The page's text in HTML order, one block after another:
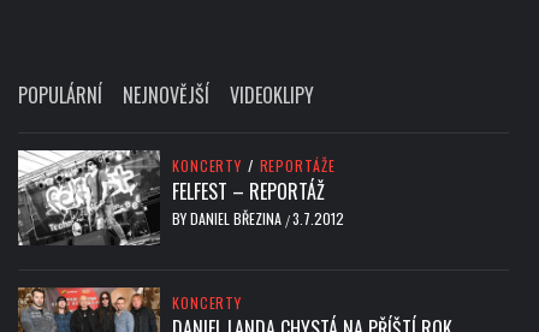
POPULÁRNÍ NEJNOVĚJŠÍ VIDEOKLIPY
KONCERTY / REPORTÁŽE
FELFEST – REPORTÁŽ
BYDANIEL BŘEZINA /3.7.2012
KONCERTY